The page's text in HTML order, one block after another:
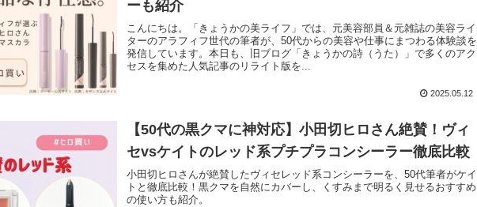
ーも紹介
こんにちは。「きょうかの美ライフ」では、元美容部員＆元雑誌の美容ライ
ターのアラフィフ世代の筆者が、50代からの美容や仕事にまつわる体験談を
発信しています。本日も、旧ブログ「きょうかの詩（うた）」で多くのアク
セスを集めた人気記事のリライト版を...
2025.05.12
【50代の黒クマに神対応】小田切ヒロさん絶賛！ヴィ
セvsケイトのレッド系プチプラコンシーラー徹底比較
小田切ヒロさんが絶賛したヴィセレッド系コンシーラーを、50代筆者がケイ
トと徹底比較！黒クマを自然にカバーし、くすみまで明るく見せるおすすめ
の使い方も紹介。